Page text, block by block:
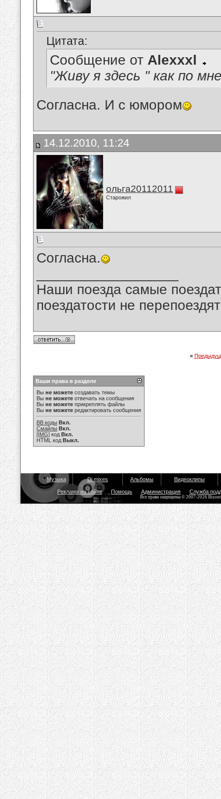
Цитата:
Сообщение от Alexxxl
"Живу я здесь " как по
Согласна. И с юмором
14.12.2010, 11:24
ольга20112011
Старожил
Согласна.
Наши поезда самые
поездатости не
«
Ваши права в разделе
Вы не можете создавать темы
Вы не можете отвечать на сообщения
Вы не можете прикреплять файлы
Вы не можете редактировать сообщения
BB коды Вкл.
Смайлы Вкл.
[IMG] код Вкл.
HTML код Выкл.
Музыка Dj mixes Альбомы Видеоклипы
Реклама на сайте Помощь Администрация Служба
Все права защищены © 2007-2026